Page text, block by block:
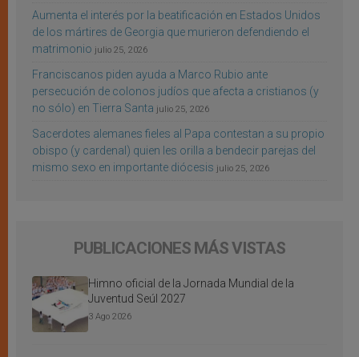
Aumenta el interés por la beatificación en Estados Unidos
de los mártires de Georgia que murieron defendiendo el
matrimonio julio 25, 2026
Franciscanos piden ayuda a Marco Rubio ante
persecución de colonos judíos que afecta a cristianos (y
no sólo) en Tierra Santa julio 25, 2026
Sacerdotes alemanes fieles al Papa contestan a su propio
obispo (y cardenal) quien les orilla a bendecir parejas del
mismo sexo en importante diócesis julio 25, 2026
PUBLICACIONES MÁS VISTAS
Himno oficial de la Jornada Mundial de la
Juventud Seúl 2027
3 Ago 2026